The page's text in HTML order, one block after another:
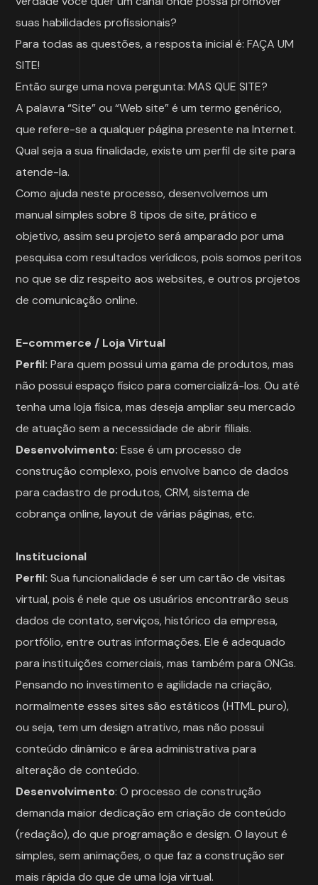
suas habilidades profissionais?
Para todas as questões, a resposta inicial é: FAÇA UM
SITE!
Então surge uma nova pergunta: MAS QUE SITE?
A palavra “Site” ou “Web site” é um termo genérico,
que refere-se a qualquer página presente na Internet.
Qual seja a sua finalidade, existe um perfil de site para
atende-la.
Como ajuda neste processo, desenvolvemos um
manual simples sobre 8 tipos de site, prático e
objetivo, assim seu projeto será amparado por uma
pesquisa com resultados verídicos, pois somos peritos
no que se diz respeito aos websites, e outros projetos
de comunicação online.
E-commerce / Loja Virtual
Perfil: Para quem possui uma gama de produtos, mas
não possui espaço físico para comercializá-los. Ou até
tenha uma loja física, mas deseja ampliar seu mercado
de atuação sem a necessidade de abrir filiais.
Desenvolvimento: Esse é um processo de
construção complexo, pois envolve banco de dados
para cadastro de produtos, CRM, sistema de
cobrança online, layout de várias páginas, etc.
Institucional
Perfil: Sua funcionalidade é ser um cartão de visitas
virtual, pois é nele que os usuários encontrarão seus
dados de contato, serviços, histórico da empresa,
portfólio, entre outras informações. Ele é adequado
para instituições comerciais, mas também para ONGs.
Pensando no investimento e agilidade na criação,
normalmente esses sites são estáticos (HTML puro),
ou seja, tem um design atrativo, mas não possui
conteúdo dinâmico e área administrativa para
alteração de conteúdo.
Desenvolvimento: O processo de construção
demanda maior dedicação em criação de conteúdo
(redação), do que programação e design. O layout é
simples, sem animações, o que faz a construção ser
mais rápida do que de uma loja virtual.